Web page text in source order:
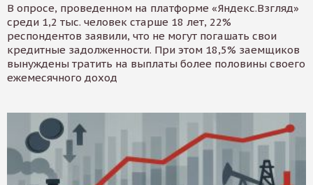
В опросе, проведенном на платформе «Яндекс.Взгляд»
среди 1,2 тыс. человек старше 18 лет, 22%
респондентов заявили, что не могут погашать свои
кредитные задолженности. При этом 18,5% заемщиков
вынуждены тратить на выплаты более половины своего
ежемесячного доход